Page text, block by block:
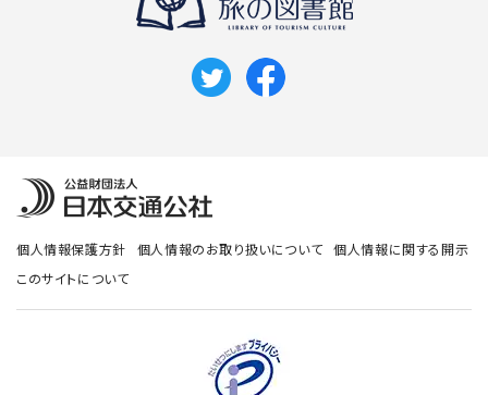
個人情報保護方針 個人情報のお取り扱いについて
個人情報に関する開示
このサイトについて